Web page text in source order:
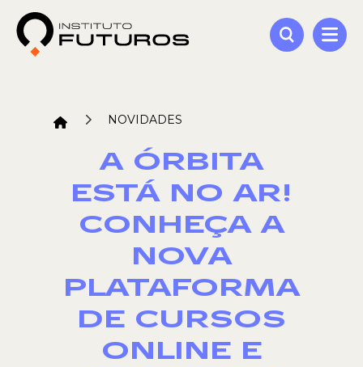
NOVIDADES
A ÓRBITA
ESTÁ NO AR!
CONHEÇA A
NOVA
PLATAFORMA
DE CURSOS
ONLINE E